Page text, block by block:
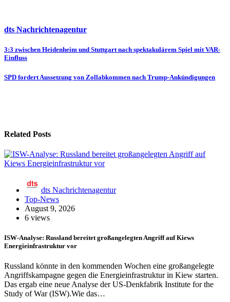
dts Nachrichtenagentur
Beitragsnavigation
3:3 zwischen Heidenheim und Stuttgart nach spektakulärem Spiel mit VAR-
Einfluss
SPD fordert Aussetzung von Zollabkommen nach Trump-Ankündigungen
Related Posts
dts Nachrichtenagentur
Top-News
August 9, 2026
6 views
ISW-Analyse: Russland bereitet großangelegten Angriff auf Kiews
Energieinfrastruktur vor
Russland könnte in den kommenden Wochen eine großangelegte
Angriffskampagne gegen die Energieinfrastruktur in Kiew starten.
Das ergab eine neue Analyse der US-Denkfabrik Institute for the
Study of War (ISW).Wie das…